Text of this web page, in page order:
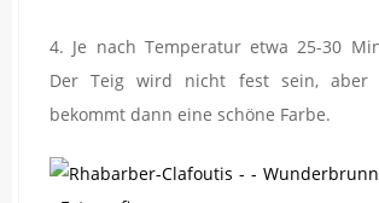
4. Je nach Temperatur etwa 25-30
Der Teig wird nicht fest sein, aber
bekommt dann eine schöne Farbe.